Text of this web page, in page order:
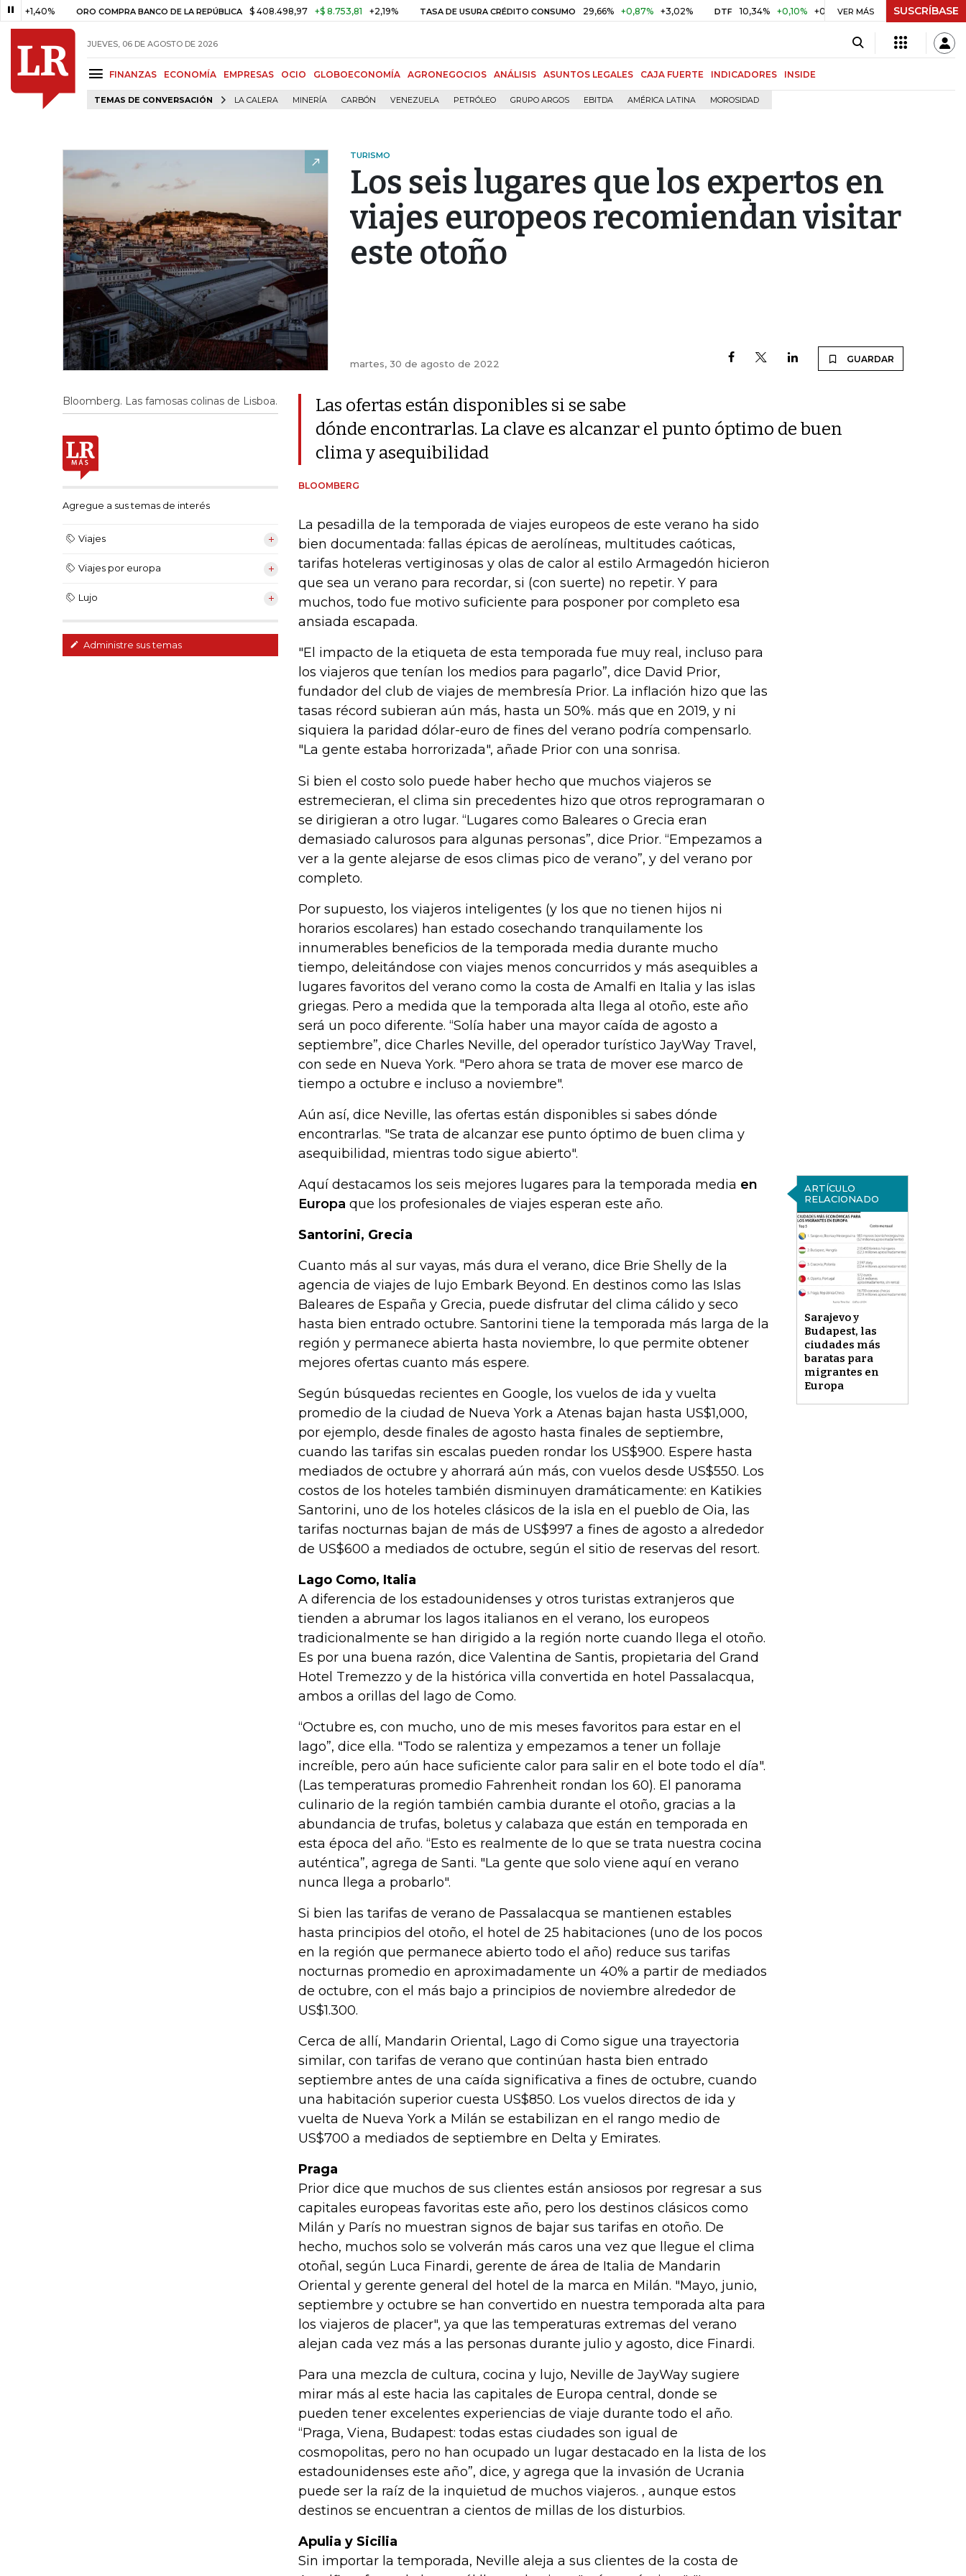
ORO COMPRA BANCO DE LA REPÚBLICA $ 408.498,97 +$ 8.753,81 +2,19% TASA DE USURA CRÉDITO CONSUMO 29,66% +0,87% +3,02% DTF 10,34% +0,10% +0,98% UVR $ 416,91 +$ 0,05 +0,01%
VER MÁS SUSCRÍBASE
JUEVES, 06 DE AGOSTO DE 2026
FINANZAS ECONOMÍA EMPRESAS OCIO GLOBOECONOMÍA AGRONEGOCIOS ANÁLISIS ASUNTOS LEGALES CAJA FUERTE INDICADORES INSIDE
TEMAS DE CONVERSACIÓN LA CALERA MINERÍA CARBÓN VENEZUELA PETRÓLEO GRUPO ARGOS EBITDA AMÉRICA LATINA MOROSIDAD
TURISMO
Los seis lugares que los expertos en
viajes europeos recomiendan visitar
este otoño
martes, 30 de agosto de 2022 GUARDAR
Bloomberg. Las famosas colinas de Lisboa.
Agregue a sus temas de interés
Viajes
Viajes por europa
Lujo
Administre sus temas
Las ofertas están disponibles si se sabe
dónde encontrarlas. La clave es alcanzar el punto óptimo de buen
clima y asequibilidad
BLOOMBERG
La pesadilla de la temporada de viajes europeos de este verano ha sido
bien documentada: fallas épicas de aerolíneas, multitudes caóticas,
tarifas hoteleras vertiginosas y olas de calor al estilo Armagedón hicieron
que sea un verano para recordar, si (con suerte) no repetir. Y para
muchos, todo fue motivo suficiente para posponer por completo esa
ansiada escapada.
"El impacto de la etiqueta de esta temporada fue muy real, incluso para
los viajeros que tenían los medios para pagarlo”, dice David Prior,
fundador del club de viajes de membresía Prior. La inflación hizo que las
tasas récord subieran aún más, hasta un 50%. más que en 2019, y ni
siquiera la paridad dólar-euro de fines del verano podría compensarlo.
"La gente estaba horrorizada", añade Prior con una sonrisa.
Si bien el costo solo puede haber hecho que muchos viajeros se
estremecieran, el clima sin precedentes hizo que otros reprogramaran o
se dirigieran a otro lugar. “Lugares como Baleares o Grecia eran
demasiado calurosos para algunas personas”, dice Prior. “Empezamos a
ver a la gente alejarse de esos climas pico de verano”, y del verano por
completo.
Por supuesto, los viajeros inteligentes (y los que no tienen hijos ni
horarios escolares) han estado cosechando tranquilamente los
innumerables beneficios de la temporada media durante mucho
tiempo, deleitándose con viajes menos concurridos y más asequibles a
lugares favoritos del verano como la costa de Amalfi en Italia y las islas
griegas. Pero a medida que la temporada alta llega al otoño, este año
será un poco diferente. “Solía ​​haber una mayor caída de agosto a
septiembre”, dice Charles Neville, del operador turístico JayWay Travel,
con sede en Nueva York. "Pero ahora se trata de mover ese marco de
tiempo a octubre e incluso a noviembre".
Aún así, dice Neville, las ofertas están disponibles si sabes dónde
encontrarlas. "Se trata de alcanzar ese punto óptimo de buen clima y
asequibilidad, mientras todo sigue abierto".
ARTÍCULO
RELACIONADO
Sarajevo y
Budapest, las
ciudades más
baratas para
migrantes en
Europa
Aquí destacamos los seis mejores lugares para la temporada media en
Europa que los profesionales de viajes esperan este año.
Santorini, Grecia
Cuanto más al sur vayas, más dura el verano, dice Brie Shelly de la
agencia de viajes de lujo Embark Beyond. En destinos como las Islas
Baleares de España y Grecia, puede disfrutar del clima cálido y seco
hasta bien entrado octubre. Santorini tiene la temporada más larga de la
región y permanece abierta hasta noviembre, lo que permite obtener
mejores ofertas cuanto más espere.
Según búsquedas recientes en Google, los vuelos de ida y vuelta
promedio de la ciudad de Nueva York a Atenas bajan hasta US$1,000,
por ejemplo, desde finales de agosto hasta finales de septiembre,
cuando las tarifas sin escalas pueden rondar los US$900. Espere hasta
mediados de octubre y ahorrará aún más, con vuelos desde US$550. Los
costos de los hoteles también disminuyen dramáticamente: en Katikies
Santorini, uno de los hoteles clásicos de la isla en el pueblo de Oia, las
tarifas nocturnas bajan de más de US$997 a fines de agosto a alrededor
de US$600 a mediados de octubre, según el sitio de reservas del resort.
Lago Como, Italia
A diferencia de los estadounidenses y otros turistas extranjeros que
tienden a abrumar los lagos italianos en el verano, los europeos
tradicionalmente se han dirigido a la región norte cuando llega el otoño.
Es por una buena razón, dice Valentina de Santis, propietaria del Grand
Hotel Tremezzo y de la histórica villa convertida en hotel Passalacqua,
ambos a orillas del lago de Como.
“Octubre es, con mucho, uno de mis meses favoritos para estar en el
lago”, dice ella. "Todo se ralentiza y empezamos a tener un follaje
increíble, pero aún hace suficiente calor para salir en el bote todo el día".
(Las temperaturas promedio Fahrenheit rondan los 60). El panorama
culinario de la región también cambia durante el otoño, gracias a la
abundancia de trufas, boletus y calabaza que están en temporada en
esta época del año. “Esto es realmente de lo que se trata nuestra cocina
auténtica”, agrega de Santi. "La gente que solo viene aquí en verano
nunca llega a probarlo".
Si bien las tarifas de verano de Passalacqua se mantienen estables
hasta principios del otoño, el hotel de 25 habitaciones (uno de los pocos
en la región que permanece abierto todo el año) reduce sus tarifas
nocturnas promedio en aproximadamente un 40% a partir de mediados
de octubre, con el más bajo a principios de noviembre alrededor de
US$1.300.
Cerca de allí, Mandarin Oriental, Lago di Como sigue una trayectoria
similar, con tarifas de verano que continúan hasta bien entrado
septiembre antes de una caída significativa a fines de octubre, cuando
una habitación superior cuesta US$850. Los vuelos directos de ida y
vuelta de Nueva York a Milán se estabilizan en el rango medio de
US$700 a mediados de septiembre en Delta y Emirates.
Praga
Prior dice que muchos de sus clientes están ansiosos por regresar a sus
capitales europeas favoritas este año, pero los destinos clásicos como
Milán y París no muestran signos de bajar sus tarifas en otoño. De
hecho, muchos solo se volverán más caros una vez que llegue el clima
otoñal, según Luca Finardi, gerente de área de Italia de Mandarin
Oriental y gerente general del hotel de la marca en Milán. "Mayo, junio,
septiembre y octubre se han convertido en nuestra temporada alta para
los viajeros de placer", ya que las temperaturas extremas del verano
alejan cada vez más a las personas durante julio y agosto, dice Finardi.
Para una mezcla de cultura, cocina y lujo, Neville de JayWay sugiere
mirar más al este hacia las capitales de Europa central, donde se
pueden tener excelentes experiencias de viaje durante todo el año.
“Praga, Viena, Budapest: todas estas ciudades son igual de
cosmopolitas, pero no han ocupado un lugar destacado en la lista de los
estadounidenses este año”, dice, y agrega que la invasión de Ucrania
puede ser la raíz de la inquietud de muchos viajeros. , aunque estos
destinos se encuentran a cientos de millas de los disturbios.
Apulia y Sicilia
Sin importar la temporada, Neville aleja a sus clientes de la costa de